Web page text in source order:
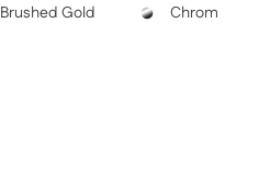
Brushed Gold Chrom